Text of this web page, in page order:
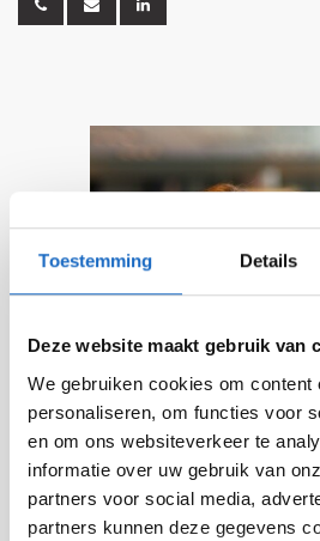
Toestemming Details
Deze website maakt gebruik van
We gebruiken cookies om content
personaliseren, om functies voor
en om ons websiteverkeer te
informatie over uw gebruik van
partners voor social media,
partners kunnen deze gegevens